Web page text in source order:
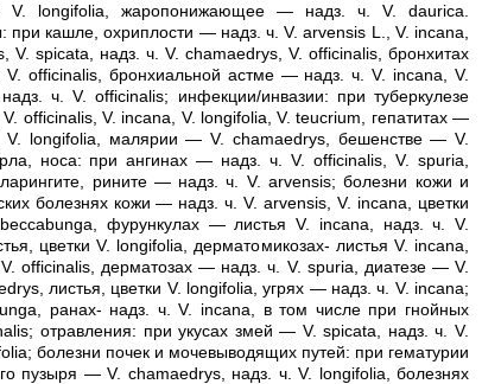
V. longifolia, жаропонижающее — надз. ч. V. daurica.
кашле, охриплости — надз. ч. V. arvensis L., V. incana,
spicata, надз. ч. V. chamaedrys, V. officinalis, бронхитах
officinalis, бронхиальной астме — надз. ч. V. incana, V.
ч. V. officinalis; инфекции/инвазии: при туберкулезе
officinalis, V. incana, V. longifolia, V. teucrium, гепатитах —
V. longifolia, малярии — V. chamaedrys, бешенстве — V.
носа: при ангинах — надз. ч. V. officinalis, V. spuria,
рините — надз. ч. V. arvensis; болезни кожи и
болезнях кожи — надз. ч. V. arvensis, V. incana, цветки
фурункулах — листья V. incana, надз. ч. V.
цветки V. longifolia, дерматомикозах- листья V. incana,
officinalis, дерматозах — надз. ч. V. spuria, диатезе — V.
листья, цветки V. longifolia, угрях — надз. ч. V. incana;
ранах- надз. ч. V. incana, в том числе при гнойных
отравления: при укусах змей — V. spicata, надз. ч. V.
болезни почек и мочевыводящих путей: при гематурии
пузыря — V. chamaedrys, надз. ч. V. longifolia, болезнях